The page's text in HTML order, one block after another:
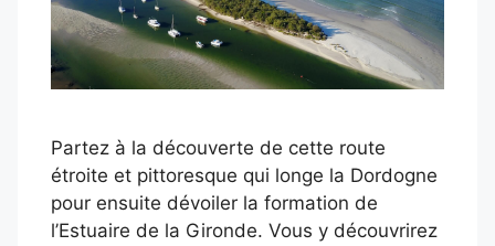
Partez à la découverte de cette route
étroite et pittoresque qui longe la Dordogne
pour ensuite dévoiler la formation de
l’Estuaire de la Gironde. Vous y découvrirez